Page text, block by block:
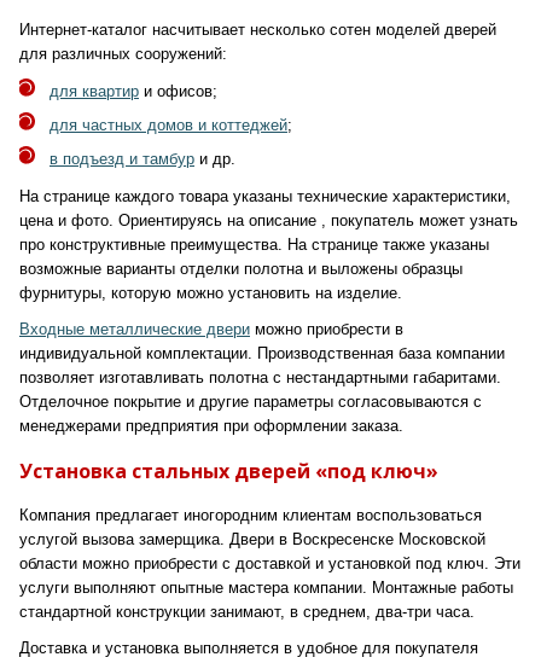
Интернет-каталог насчитывает несколько сотен моделей дверей
для различных сооружений:
для квартир и офисов;
для частных домов и коттеджей;
в подъезд и тамбур и др.
На странице каждого товара указаны технические характеристики,
цена и фото. Ориентируясь на описание , покупатель может узнать
про конструктивные преимущества. На странице также указаны
возможные варианты отделки полотна и выложены образцы
фурнитуры, которую можно установить на изделие.
Входные металлические двери можно приобрести в
индивидуальной комплектации. Производственная база компании
позволяет изготавливать полотна с нестандартными габаритами.
Отделочное покрытие и другие параметры согласовываются с
менеджерами предприятия при оформлении заказа.
Установка стальных дверей «под ключ»
Компания предлагает иногородним клиентам воспользоваться
услугой вызова замерщика. Двери в Воскресенске Московской
области можно приобрести с доставкой и установкой под ключ. Эти
услуги выполняют опытные мастера компании. Монтажные работы
стандартной конструкции занимают, в среднем, два-три часа.
Доставка и установка выполняется в удобное для покупателя